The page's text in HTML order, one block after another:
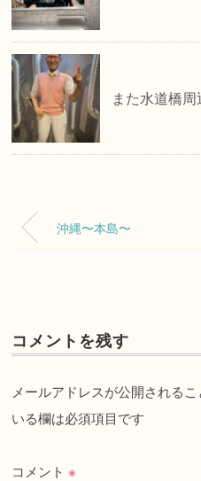
また水道橋周
沖縄〜本島〜
コメントを残す
メールアドレスが公開されるこ
いる欄は必須項目です
コメント※